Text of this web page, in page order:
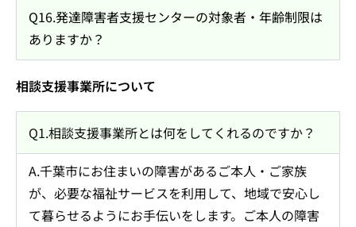
Q16.発達障害者支援センターの対象者・年齢制限は
ありますか？
相談支援事業所について
Q1.相談支援事業所とは何をしてくれるのですか？
A.千葉市にお住まいの障害があるご本人・ご家族
が、必要な福祉サービスを利用して、地域で安心し
て暮らせるようにお手伝いをします。ご本人の障害